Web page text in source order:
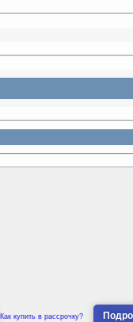
Как купить в рассрочку?